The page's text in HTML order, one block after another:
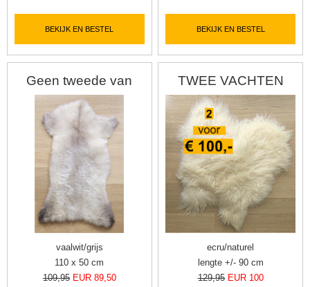
BEKIJK EN BESTEL BEKIJK EN BESTEL
Geen tweede van
vaalwit/grijs
110 x 50 cm
109,95 EUR 89,50
TWEE VACHTEN
ecru/naturel
lengte +/- 90 cm
129,95 EUR 100